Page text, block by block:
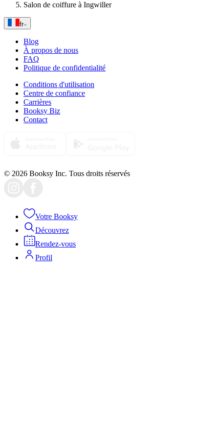
Salon de coiffure à Ingwiller
fr
Blog
À propos de nous
FAQ
Politique de confidentialité
Conditions d'utilisation
Centre de confiance
Carrières
Booksy Biz
Contact
© 2026 Booksy Inc. Tous droits réservés
Votre Booksy
Découvrez
Rendez-vous
Profil